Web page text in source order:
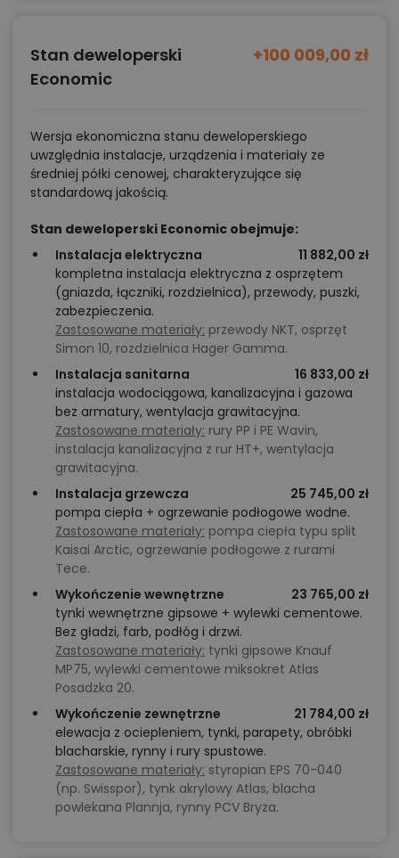
Stan deweloperski
Economic
+100 009,00 zł
Wersja ekonomiczna stanu deweloperskiego
uwzględnia instalacje, urządzenia i materiały ze
średniej półki cenowej, charakteryzujące się
standardową jakością.
Stan deweloperski Economic obejmuje:
Instalacja elektryczna
11 882,00 zł
kompletna instalacja elektryczna z osprzętem
(gniazda, łączniki, rozdzielnica), przewody, puszki,
zabezpieczenia.
Zastosowane materiały: przewody NKT, osprzęt
Simon 10, rozdzielnica Hager Gamma.
Instalacja sanitarna
16 833,00 zł
instalacja wodociągowa, kanalizacyjna i gazowa
bez armatury, wentylacja grawitacyjna.
Zastosowane materiały: rury PP i PE Wavin,
instalacja kanalizacyjna z rur HT+, wentylacja
grawitacyjna.
Instalacja grzewcza
25 745,00 zł
pompa ciepła + ogrzewanie podłogowe wodne.
Zastosowane materiały: pompa ciepła typu split
Kaisai Arctic, ogrzewanie podłogowe z rurami
Tece.
Wykończenie wewnętrzne
23 765,00 zł
tynki wewnętrzne gipsowe + wylewki cementowe.
Bez gładzi, farb, podłóg i drzwi.
Zastosowane materiały: tynki gipsowe Knauf
MP75, wylewki cementowe miksokret Atlas
Posadzka 20.
Wykończenie zewnętrzne
21 784,00 zł
elewacja z ociepleniem, tynki, parapety, obróbki
blacharskie, rynny i rury spustowe.
Zastosowane materiały: styropian EPS 70-040
(np. Swisspor), tynk akrylowy Atlas, blacha
powlekana Plannja, rynny PCV Bryza.